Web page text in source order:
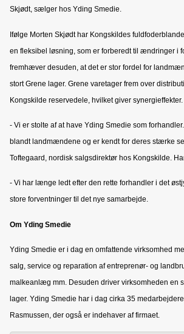
Skjødt, sælger hos Yding Smedie.
Ifølge Morten Skjødt har Kongskildes
en fleksibel løsning, som er forberedt til ændringer i
fremhæver desuden, at det er stor fordel for
stort Grene lager. Grene varetager frem over
Kongskilde reservedele, hvilket giver synergieffekter.
- Vi er stolte af at have Yding Smedie som
blandt landmændene og er kendt for deres stærke
Toftegaard, nordisk salgsdirektør hos Kongskilde.
- Vi har længe ledt efter den rette forhandler i det
store forventninger til det nye samarbejde.
Om Yding Smedie
Yding Smedie er i dag en omfattende virksomhed
salg, service og reparation af entreprenør- og
malkeanlæg mm. Desuden driver virksomheden en
lager. Yding Smedie har i dag cirka 35
Rasmussen, der også er indehaver af firmaet.